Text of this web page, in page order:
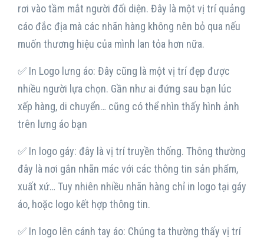
rơi vào tầm mắt người đối diện. Đây là một vị trí quảng
cáo đắc địa mà các nhãn hàng không nên bỏ qua nếu
muốn thương hiệu của mình lan tỏa hơn nữa.
✅ In Logo lưng áo: Đây cũng là một vị trí đẹp được
nhiều người lựa chọn. Gần như ai đứng sau bạn lúc
xếp hàng, di chuyển… cũng có thể nhìn thấy hình ảnh
trên lưng áo bạn
✅ In logo gáy: đây là vị trí truyền thống. Thông thường
đây là nơi gắn nhãn mác với các thông tin sản phẩm,
xuất xứ… Tuy nhiên nhiều nhãn hàng chỉ in logo tại gáy
áo, hoặc logo kết hợp thông tin.
✅ In logo lên cánh tay áo: Chúng ta thường thấy vị trí